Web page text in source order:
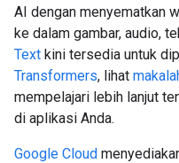
AI dengan menyematkan
ke dalam gambar, audio,
Text kini tersedia untuk
Transformers, lihat
mempelajari lebih lanjut
di aplikasi Anda.
Google Cloud